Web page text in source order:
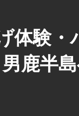
体験
鹿半島